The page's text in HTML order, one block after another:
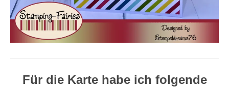
Für die Karte habe ich folgende